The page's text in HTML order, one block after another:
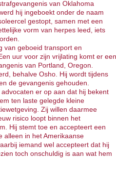
van Oklahoma
hij ingeboekt onder de naam
gestopt, samen met een
vorm van herpes leed, iets
van geboeid transport en
uur voor zijn vrijlating komt er een
van Portland, Oregon.
behalve Osho. Hij wordt tijdens
de gevangenis gehouden.
er op aan dat hij bekent
ten laste gelegde kleine
Zij willen daarmee
risico loopt binnen het
Hij stemt toe en accepteert een
alleen in het Amerikaanse
iemand wel accepteert dat hij
toch onschuldig is aan wat hem